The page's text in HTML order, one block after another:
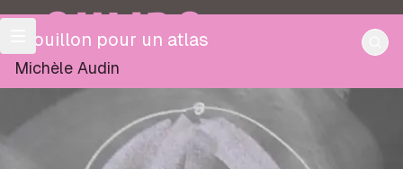
OULIPO
Brouillon pour un atlas
Michèle Audin